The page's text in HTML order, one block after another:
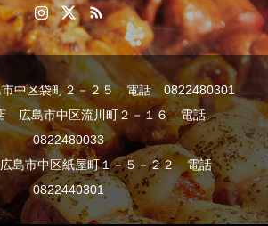
中区袋町２－２５ 電話 0822480301
広島市中区流川町２－１６ 電話
0822480033
島市中区紙屋町１－５－２２ 電話
0822440301